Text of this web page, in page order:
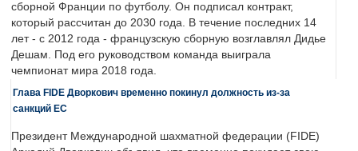
сборной Франции по футболу. Он подписал контракт,
который рассчитан до 2030 года. В течение последних 14
лет - с 2012 года - французскую сборную возглавлял Дидье
Дешам. Под его руководством команда выиграла
чемпионат мира 2018 года.
Глава FIDE Дворкович временно покинул должность из-за
санкций ЕС
Президент Международной шахматной федерации (FIDE)